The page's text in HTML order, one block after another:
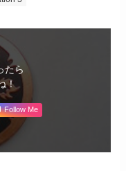
たら
！
Follow Me